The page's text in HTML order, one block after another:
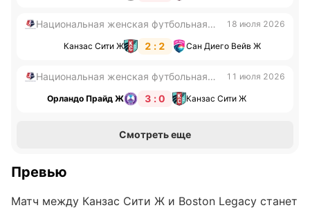
Национальная женская футбольная
18 июля 2026
Канзас Сити Ж 2 : 2 Сан Диего Вейв Ж
Национальная женская футбольная
11 июля 2026
Орландо Прайд Ж 3 : 0 Канзас Сити Ж
Смотреть еще
Превью
Матч между Канзас Сити Ж и Boston Legacy станет